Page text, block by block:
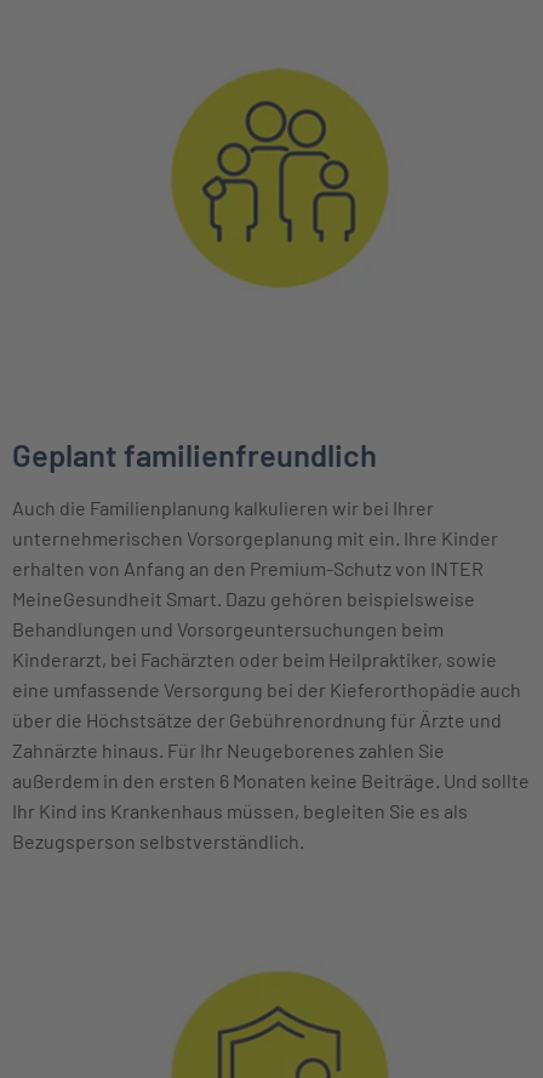
Geplant familienfreundlich
Auch die Familienplanung kalkulieren wir bei Ihrer
unternehmerischen Vorsorgeplanung mit ein. Ihre Kinder
erhalten von Anfang an den Premium-Schutz von INTER
MeineGesundheit Smart. Dazu gehören beispielsweise
Behandlungen und Vorsorgeuntersuchungen beim
Kinderarzt, bei Fachärzten oder beim Heilpraktiker, sowie
eine umfassende Versorgung bei der Kieferorthopädie auch
über die Höchstsätze der Gebührenordnung für Ärzte und
Zahnärzte hinaus. Für Ihr Neugeborenes zahlen Sie
außerdem in den ersten 6 Monaten keine Beiträge. Und sollte
Ihr Kind ins Krankenhaus müssen, begleiten Sie es als
Bezugsperson selbstverständlich.